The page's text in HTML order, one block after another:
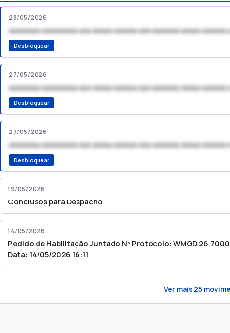
28/05/2026
xxxxxxxx xxxxxxxxx xxx xxxxx xxxxxx xxx xxxxxxx xxxxx xxxxxx
Desbloquear
27/05/2026
xxxxxxxx xxxxxxxxx xxx xxxxx xxxxxx xxx xxxxxxx xxxxx xxxxxx
Desbloquear
27/05/2026
xxxxxxxx xxxxxxxxx xxx xxxxx xxxxxx xxx xxxxxxx xxxxx xxxxxx
Desbloquear
19/05/2026
Conclusos para Despacho
14/05/2026
Pedido de Habilitação Juntado Nº Protocolo:
Data: 14/05/2026 16:11
Ver mais 25